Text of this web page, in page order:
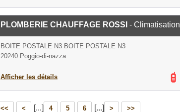
PLOMBERIE CHAUFFAGE ROSSI - Climatisation
BOITE POSTALE N3 BOITE POSTALE N3
20240 Poggio-di-nazza
Afficher les détails
<< < [...] 4 5 6 [...] > >>